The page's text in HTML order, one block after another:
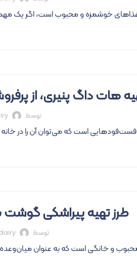
غذاهای خوشمزه و محبوب است، اگر یک
هات داگ پنیری، از
توسط
فست‌فودهایی است که می‌توان آن را در
طرز تهیه پیراشکی گوشت
توسط
و خانگی است که به عنوان